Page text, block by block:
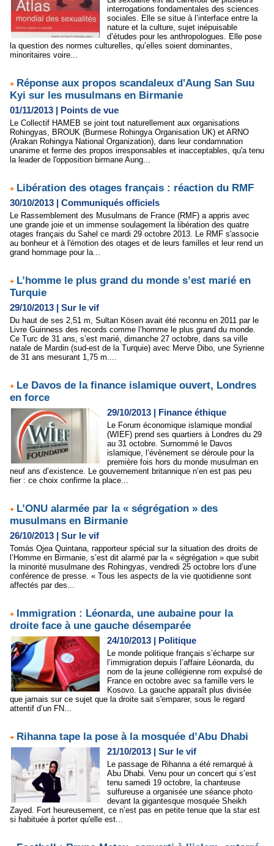
interrogations fondamentales des sciences
sociales. Elle se situe à l’interface entre la
nature et la culture, sujet inépuisable
d’études pour les anthropologues. Elle pose
la question des normes culturelles, qu’elles soient dominantes,
minoritaires voire...
Réponse aux propos scandaleux d'Aung San Suu
Kyi sur les musulmans en Birmanie
01/11/2013 | Points de vue
Le Collectif HAMEB se joint tout naturellement aux organisations
Rohingyas, BROUK (Burmese Rohingya Organisation UK) et ARNO
(Arakan Rohingya National Organization), dans leur condamnation
unanime et ferme des propos irresponsables et inacceptables, qu'a tenu
la leader de l'opposition birmane Aung...
Libération des otages français : réaction du RMF
30/10/2013 | Communiqués officiels
Le Rassemblement des Musulmans de France (RMF) a appris avec
une grande joie et un immense soulagement la libération des quatre
otages français du Sahel ce mardi 29 octobre 2013. Le RMF s'associe
au bonheur et à l'émotion des otages et de leurs familles et leur rend un
grand hommage pour la...
L’homme le plus grand du monde s’est marié en
Turquie
29/10/2013 | Sur le vif
Du haut de ses 2,51 m, Sultan Kösen avait été reconnu en 2011 par le
Livre Guinness des records comme l’homme le plus grand du monde.
Ce Turc de 31 ans, s’est marié, dimanche 27 octobre, dans sa ville
natale de Mardin (sud-est de la Turquie) avec Merve Dibo, une Syrienne
de 31 ans mesurant 1,75 m....
Le Davos de la finance islamique ouvert, Londres
en force
29/10/2013 | Finance éthique
Le Forum économique islamique mondial
(WIEF) prend ses quartiers à Londres du 29
au 31 octobre. Surnommé le Davos
islamique, l’évènement se déroule pour la
première fois hors du monde musulman en
neuf ans d’existence. Le gouvernement britannique n’en est pas peu
fier : ce choix confirme la place...
L’ONU alarmée par la « ségrégation » des
musulmans en Birmanie
26/10/2013 | Sur le vif
Tomás Ojea Quintana, rapporteur spécial sur la situation des droits de
l’Homme en Birmanie, s’est dit alarmé par la « ségrégation » que subit
la minorité musulmane des Rohingyas, vendredi 25 octobre lors d’une
conférence de presse. « Tous les aspects de la vie quotidienne sont
affectés par des...
Immigration : Léonarda, une aubaine pour la
droite face à une gauche désemparée
24/10/2013 | Politique
Le monde politique français s’écharpe sur
l’immigration depuis l’affaire Léonarda, du
nom de la jeune collégienne rom expulsé de
France en octobre avec sa famille vers le
Kosovo. La gauche apparaît plus divisée
que jamais sur ce sujet que la droite sait s'emparer, sous le regard
attentif d’un FN...
Rihanna tape la pose à la mosquée d’Abu Dhabi
21/10/2013 | Sur le vif
Le passage de Rihanna a été remarqué à
Abu Dhabi. Venu pour un concert qui s’est
tenu samedi 19 octobre, la chanteuse
sulfureuse a organisée une séance photo
devant la gigantesque mosquée Sheikh
Zayed. Fort heureusement, ce n’est pas en petite tenue que la star est
si habituée à porter qu'elle est...